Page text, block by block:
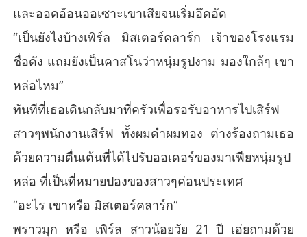
และออดอ้อนออเซาะเขาเสียจนเริ่มอึดอัด
“เป็นยังไงบ้างเพิร์ล มิสเตอร์คลาร์ก เจ้าของโรงแรม
ชื่อดัง แถมยังเป็นคาสโนว่าหนุ่มรูปงาม มองใกล้ๆ เขา
หล่อไหม”
ทันทีที่เธอเดินกลับมาที่ครัวเพื่อรอรับอาหารไปเสิร์ฟ
สาวๆพนักงานเสิร์ฟ ทั้งผมดำผมทอง ต่างร้องถามเธอ
ด้วยความตื่นเต้นที่ได้ไปรับออเดอร์ของมาเฟียหนุ่มรูป
หล่อ ที่เป็นที่หมายปองของสาวๆค่อนประเทศ
“อะไร เขาหรือ มิสเตอร์คลาร์ก”
พราวมุก หรือ เพิร์ล สาวน้อยวัย 21 ปี เอ่ยถามด้วย